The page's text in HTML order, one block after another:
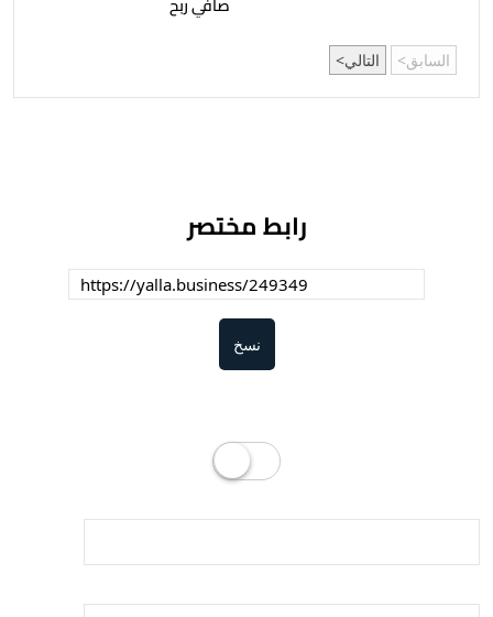
السابق التالي
رابط مختصر
نسخ